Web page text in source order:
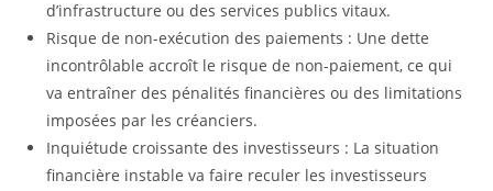
d’infrastructure ou des services publics vitaux.
Risque de non-exécution des paiements : Une dette
incontrôlable accroît le risque de non-paiement, ce qui
va entraîner des pénalités financières ou des limitations
imposées par les créanciers.
Inquiétude croissante des investisseurs : La situation
financière instable va faire reculer les investisseurs